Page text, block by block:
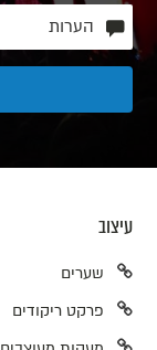
עיצוב
שערים
פרקט ריקודים